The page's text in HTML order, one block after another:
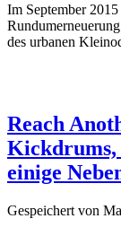
Im September
des urbanen
Reach
Kickdrums,
einige
Gespeichert von